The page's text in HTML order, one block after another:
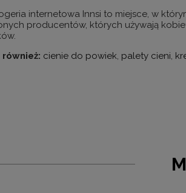
internetowa Innsi to miejsce, w
producentów, których używają
cienie do powiek palety cieni